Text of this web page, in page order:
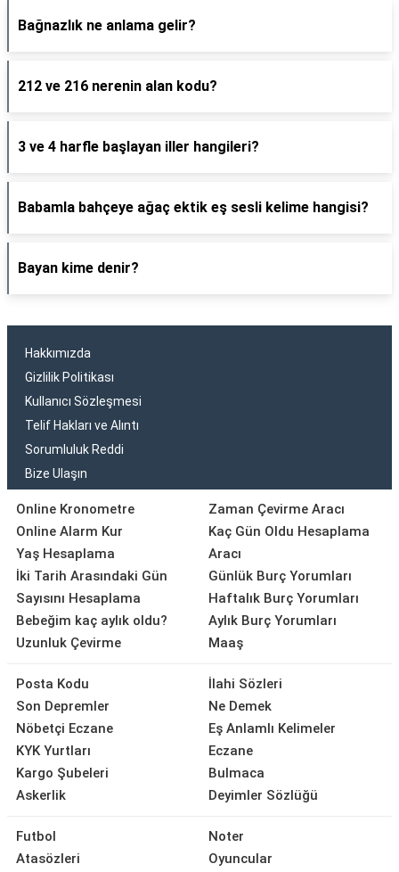
Bağnazlık ne anlama gelir?
212 ve 216 nerenin alan kodu?
3 ve 4 harfle başlayan iller hangileri?
Babamla bahçeye ağaç ektik eş sesli kelime hangisi?
Bayan kime denir?
Hakkımızda
Gizlilik Politikası
Kullanıcı Sözleşmesi
Telif Hakları ve Alıntı
Sorumluluk Reddi
Bize Ulaşın
Online Kronometre
Online Alarm Kur
Yaş Hesaplama
İki Tarih Arasındaki Gün
Sayısını Hesaplama
Bebeğim kaç aylık oldu?
Uzunluk Çevirme
Zaman Çevirme Aracı
Kaç Gün Oldu Hesaplama
Aracı
Günlük Burç Yorumları
Haftalık Burç Yorumları
Aylık Burç Yorumları
Maaş
Posta Kodu
Son Depremler
Nöbetçi Eczane
KYK Yurtları
Kargo Şubeleri
Askerlik
İlahi Sözleri
Ne Demek
Eş Anlamlı Kelimeler
Eczane
Bulmaca
Deyimler Sözlüğü
Futbol
Atasözleri
Noter
Oyuncular